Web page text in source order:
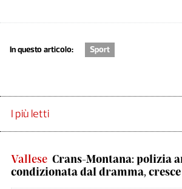
In questo articolo: Sport
I più letti
Vallese Crans-Montana: polizia
condizionata dal dramma,